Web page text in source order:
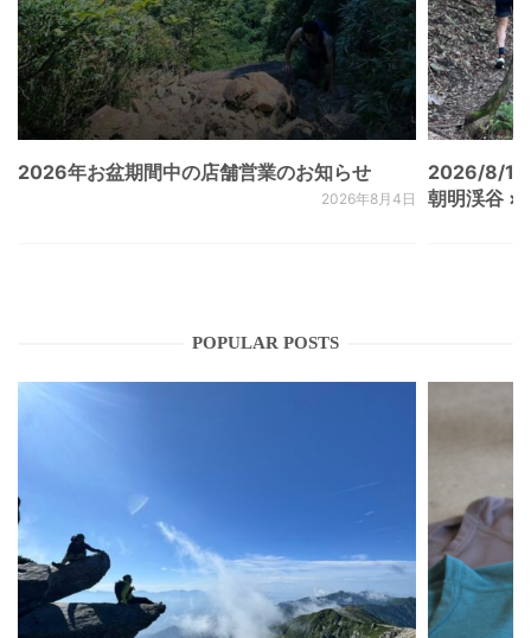
2026年お盆期間中の店舗営業のお知らせ
2026年8月4日
2026/8/
朝明渓谷 ×
POPULAR POSTS